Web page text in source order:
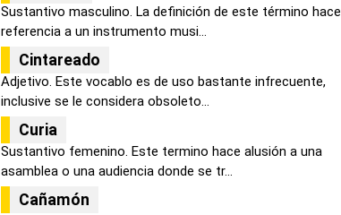
Sustantivo masculino. La definición de este término hace
referencia a un instrumento musi...
Cintareado
Adjetivo. Este vocablo es de uso bastante infrecuente,
inclusive se le considera obsoleto...
Curia
Sustantivo femenino. Este termino hace alusión a una
asamblea o una audiencia donde se tr...
Cañamón